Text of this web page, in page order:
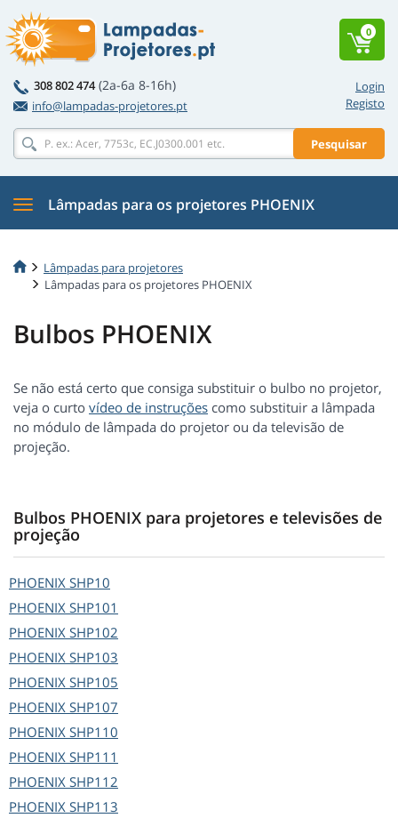
Login
Registo
308 802 474 (2a-6a 8-16h)
info@lampadas-projetores.pt
Pesquisar
0
Lâmpadas para os projetores PHOENIX
Lâmpadas para projetores
Lâmpadas para os projetores PHOENIX
Bulbos PHOENIX
Se não está certo que consiga substituir o bulbo no projetor,
veja o curto vídeo de instruções como substituir a lâmpada
no módulo de lâmpada do projetor ou da televisão de
projeção.
Bulbos PHOENIX para projetores e televisões de
projeção
PHOENIX SHP10
PHOENIX SHP101
PHOENIX SHP102
PHOENIX SHP103
PHOENIX SHP105
PHOENIX SHP107
PHOENIX SHP110
PHOENIX SHP111
PHOENIX SHP112
PHOENIX SHP113